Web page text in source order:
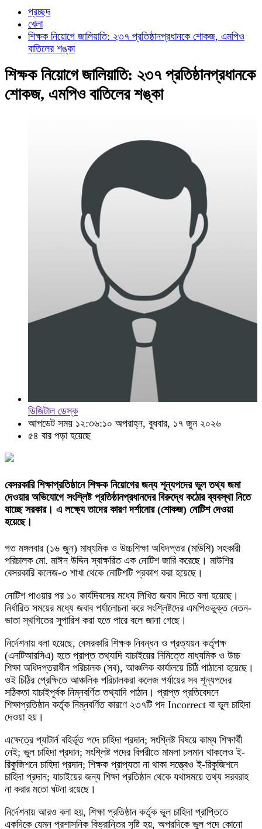
প্রচ্ছদ
খেলা
শিক্ষক নিয়োগে জালিয়াতি: ২৩৭ প্রতিষ্ঠানপ্রধানকে শোকজ, এমপিও
বাতিলের শঙ্কা
শিক্ষক নিয়োগে জালিয়াতি: ২৩৭ প্রতিষ্ঠানপ্রধানকে
শোকজ, এমপিও বাতিলের শঙ্কা
ডিজিটাল ডেস্ক
আপডেট সময় ১২:৩৬:১০ অপরাহ্ন, বুধবার, ১৭ জুন ২০২৬
৫৪ বার পড়া হয়েছে
বেসরকারি শিক্ষাপ্রতিষ্ঠানে শিক্ষক নিয়োগের জন্য শূন্যপদের ভুল তথ্য জমা
দেওয়ার অভিযোগে সংশ্লিষ্ট প্রতিষ্ঠানপ্রধানদের বিরুদ্ধে কঠোর ব্যবস্থা নিতে
যাচ্ছে সরকার। এ লক্ষ্যে তাদের কারণ দর্শানোর (শোকজ) নোটিশ দেওয়া
হয়েছে।
গত মঙ্গলবার (১৬ জুন) মাধ্যমিক ও উচ্চশিক্ষা অধিদপ্তর (মাউশি) সহকারী
পরিচালক মো. মাঈন উদ্দিন স্বাক্ষরিত এক নোটিশ জারি করেছে। মাউশির
বেসরকারি কলেজ-৩ শাখা থেকে নোটিশটি প্রকাশ করা হয়েছে।
নোটিশ পাওয়ার পর ১০ কার্যদিবসের মধ্যে লিখিত জবাব দিতে বলা হয়েছে।
নির্ধারিত সময়ের মধ্যে জবাব পর্যালোচনা করে সংশ্লিষ্টদের এমপিওভুক্ত বেতন-
ভাতা স্থগিতের সুপারিশ করা হতে পারে বলে জানা গেছে।
নির্দেশনায় বলা হয়েছে, বেসরকারি শিক্ষক নিবন্ধন ও প্রত্যয়ন কর্তৃপক্ষ
(এনটিআরসিএ) হতে প্রাপ্ত তথ্যাদি যাচাইয়ের নিমিত্তে মাধ্যমিক ও উচ্চ
শিক্ষা অধিদপ্তরাধীন পরিচালক (সব), আঞ্চলিক কার্যালয়ে চিঠি পাঠানো হয়েছে।
ওই চিঠির প্রেক্ষিতে আঞ্চলিক পরিচালকরা কলেজ পর্যায়ের সব শূন্যপদের
সঠিকতা যাচাইপূর্বক নিম্নবর্ণিত তথ্যাদি পাঠান। প্রাপ্ত প্রতিবেদনে
শিক্ষাপ্রতিষ্ঠান কর্তৃক নিম্নবর্ণিত কারণে ২৩৭টি পদ Incorrect বা ভুল চাহিদা
দেওয়া হয়।
এক্ষেত্রে প্যাটার্ন বহির্ভূত পদে চাহিদা প্রদান; সংশ্লিষ্ট বিষয়ে কাম্য শিক্ষার্থী
নেই; ভুল চাহিদা প্রদান; সংশ্লিষ্ট পদের বিপরীতে মামলা চলমান থাকলেও ই-
রিকুজিশনে চাহিদা প্রদান; শিক্ষক প্রাপ্যতা না থাকা সত্ত্বেও ই-রিকুজিশনে
চাহিদা প্রদান; যাচাইয়ের জন্য শিক্ষা প্রতিষ্ঠান থেকে যথাসময়ে তথ্য সরবরাহ
না করার মতো ঘটনা রয়েছে।
নির্দেশনায় আরও বলা হয়, শিক্ষা প্রতিষ্ঠান কর্তৃক ভুল চাহিদা প্রাপ্তিতে
একদিকে যেমন প্রশাসনিক বিভ্রান্তির সৃষ্টি হয়, অপরদিকে ভুল পদে কোনো